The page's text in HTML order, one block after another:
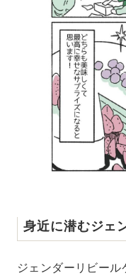
身近に潜むジェ
ジェンダーリビー